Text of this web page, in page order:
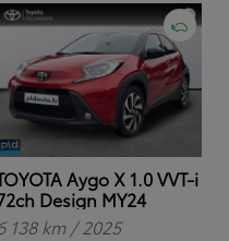
Aygo X 1.0 VVT-i
Design MY24
138 km / 2025